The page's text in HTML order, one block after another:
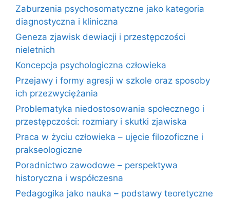
Zaburzenia psychosomatyczne jako kategoria
diagnostyczna i kliniczna
Geneza zjawisk dewiacji i przestępczości
nieletnich
Koncepcja psychologiczna człowieka
Przejawy i formy agresji w szkole oraz sposoby
ich przezwyciężania
Problematyka niedostosowania społecznego i
przestępczości: rozmiary i skutki zjawiska
Praca w życiu człowieka – ujęcie filozoficzne i
prakseologiczne
Poradnictwo zawodowe – perspektywa
historyczna i współczesna
Pedagogika jako nauka – podstawy teoretyczne